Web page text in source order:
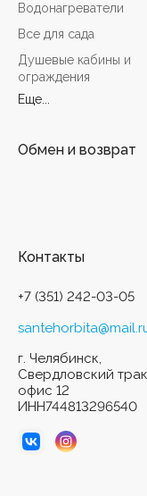
Водонагреватели
Все для сада
Душевые кабины и
ограждения
Еще...
Обмен и возврат
Контакты
+7 (351) 242-03-05
г. Челябинск,
Свердловский
офис 12
ИНН744813296540